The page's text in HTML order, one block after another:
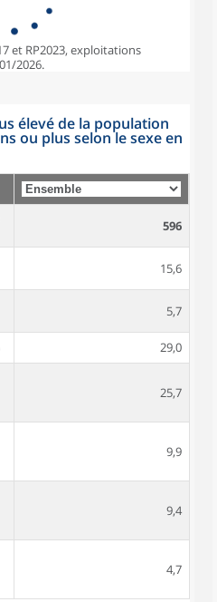
et RP2023, exploitations
2026.
élevé de la population
ou plus selon le sexe en
596
15,6
5,7
29,0
25,7
9,9
9,4
4,7